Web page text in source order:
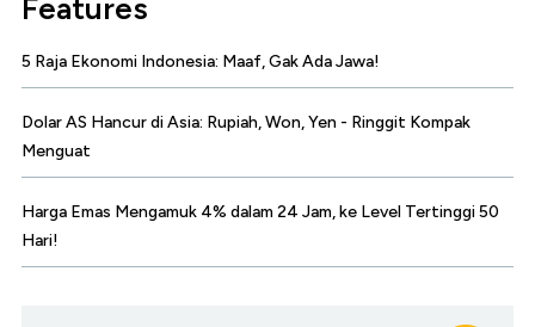
Features
5 Raja Ekonomi Indonesia: Maaf, Gak Ada Jawa!
Dolar AS Hancur di Asia: Rupiah, Won, Yen - Ringgit Kompak
Menguat
Harga Emas Mengamuk 4% dalam 24 Jam, ke Level Tertinggi 50
Hari!